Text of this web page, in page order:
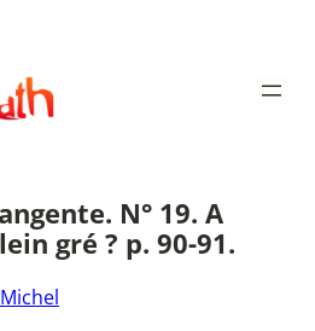
N° 19. A
gré ? p. 90-91.